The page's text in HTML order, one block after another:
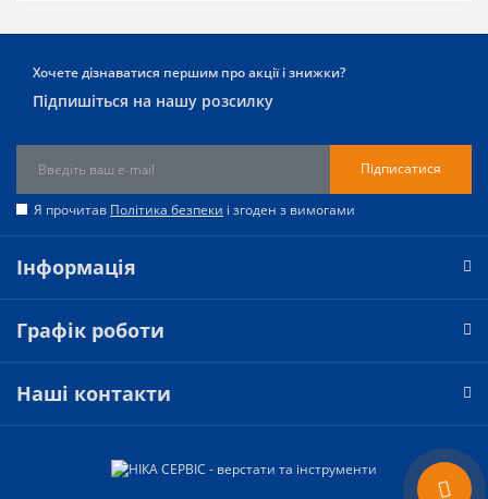
Хочете дізнаватися першим про акції і знижки?
Підпишіться на нашу розсилку
Підписатися
Я прочитав Політика безпеки і згоден з вимогами
Інформація
Графік роботи
Наші контакти